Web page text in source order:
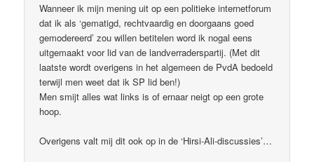
Wanneer ik mijn mening uit op een politieke internetforum
dat ik als ‘gematigd, rechtvaardig en doorgaans goed
gemodereerd’ zou willen betitelen word ik nogal eens
uitgemaakt voor lid van de landverraderspartij. (Met dit
laatste wordt overigens in het algemeen de PvdA bedoeld
terwijl men weet dat ik SP lid ben!)
Men smijt alles wat links is of ernaar neigt op een grote
hoop.
Overigens valt mij dit ook op in de ‘Hirsi-Ali-discussies’…